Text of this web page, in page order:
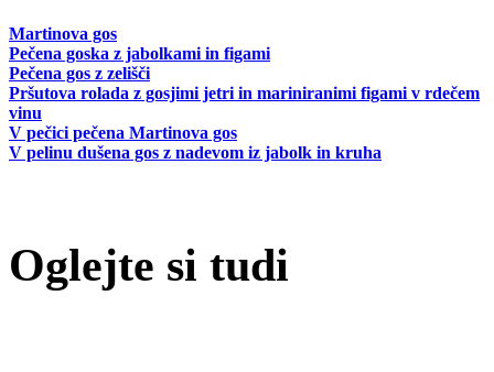
Martinova gos
Pečena goska z jabolkami in figami
Pečena gos z zelišči
Pršutova rolada z gosjimi jetri in mariniranimi figami v rdečem
vinu
V pečici pečena Martinova gos
V pelinu dušena gos z nadevom iz jabolk in kruha
Oglejte si tudi